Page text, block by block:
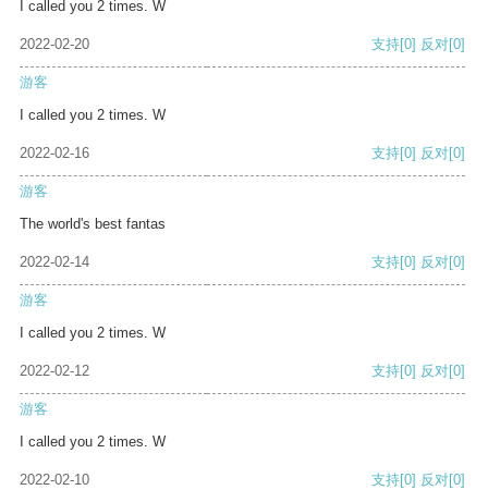
I called you 2 times. W
2022-02-20 支持[0] 反对[0]
游客
I called you 2 times. W
2022-02-16 支持[0] 反对[0]
游客
The world's best fantas
2022-02-14 支持[0] 反对[0]
游客
I called you 2 times. W
2022-02-12 支持[0] 反对[0]
游客
I called you 2 times. W
2022-02-10 支持[0] 反对[0]